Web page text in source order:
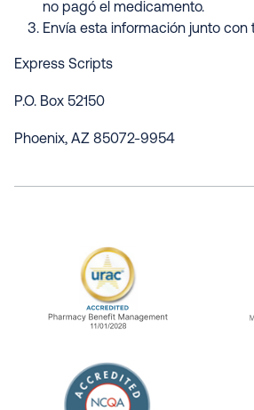
no pagó el medicamento.
Envía esta información junto con
Express Scripts
P.O. Box 52150
Phoenix, AZ 85072-9954
URAC Accredited